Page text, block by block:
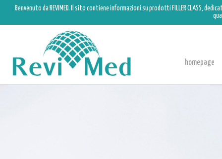
Benvenuto da REVIMED. Il sito contiene informazioni su prodotti FILLER CLASS,
homepage